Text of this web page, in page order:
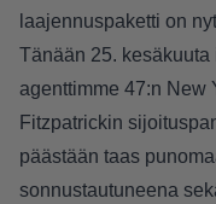
laajennuspaketti on
Tänään 25.
agenttimme 47:n New
Fitzpatrickin
päästään taas
sonnustautuneena